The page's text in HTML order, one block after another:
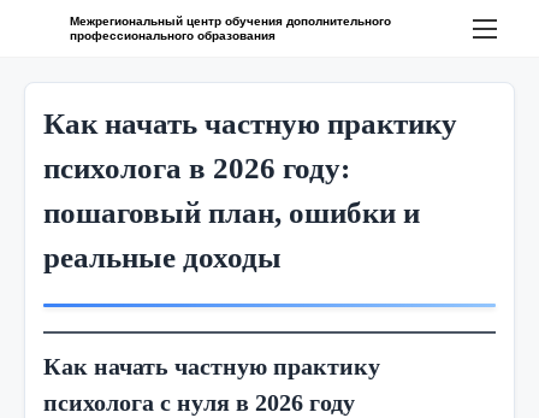
Межрегиональный центр обучения дополнительного
профессионального образования
Как начать частную практику
психолога в 2026 году:
пошаговый план, ошибки и
реальные доходы
Как начать частную практику
психолога с нуля в 2026 году